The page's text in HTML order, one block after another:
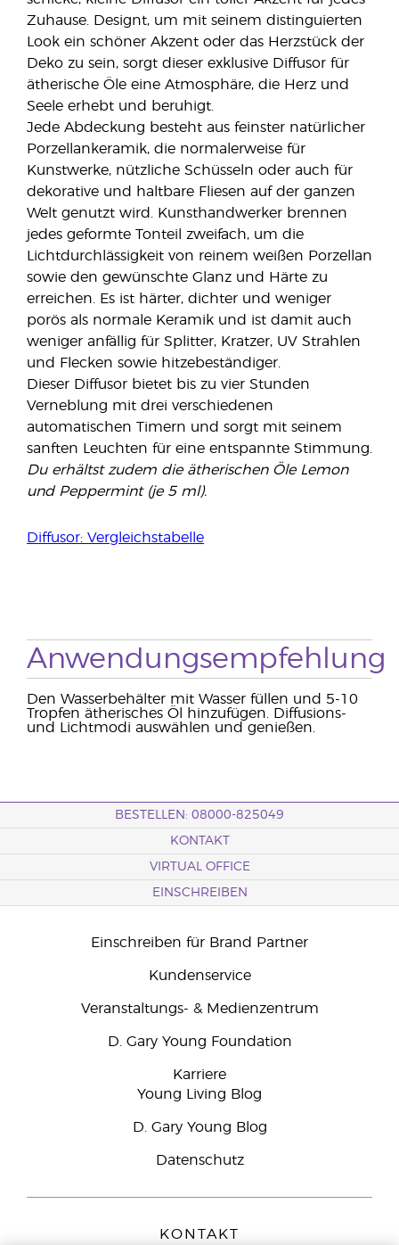
Zuhause. Designt, um mit seinem distinguierten
Look ein schöner Akzent oder das Herzstück der
Deko zu sein, sorgt dieser exklusive Diffusor für
ätherische Öle eine Atmosphäre, die Herz und
Seele erhebt und beruhigt.
Jede Abdeckung besteht aus feinster natürlicher
Porzellankeramik, die normalerweise für
Kunstwerke, nützliche Schüsseln oder auch für
dekorative und haltbare Fliesen auf der ganzen
Welt genutzt wird. Kunsthandwerker brennen
jedes geformte Tonteil zweifach, um die
Lichtdurchlässigkeit von reinem weißen Porzellan
sowie den gewünschte Glanz und Härte zu
erreichen. Es ist härter, dichter und weniger
porös als normale Keramik und ist damit auch
weniger anfällig für Splitter, Kratzer, UV Strahlen
und Flecken sowie hitzebeständiger.
Dieser Diffusor bietet bis zu vier Stunden
Verneblung mit drei verschiedenen
automatischen Timern und sorgt mit seinem
sanften Leuchten für eine entspannte Stimmung.
Du erhältst zudem die ätherischen Öle Lemon
und Peppermint (je 5 ml).
Diffusor: Vergleichstabelle
Anwendungsempfehlung
Den Wasserbehälter mit Wasser füllen und 5-10
Tropfen ätherisches Öl hinzufügen. Diffusions-
und Lichtmodi auswählen und genießen.
BESTELLEN: 08000-825049
KONTAKT
VIRTUAL OFFICE
EINSCHREIBEN
Einschreiben für Brand Partner
Kundenservice
Veranstaltungs- & Medienzentrum
D. Gary Young Foundation
Karriere
Young Living Blog
D. Gary Young Blog
Datenschutz
KONTAKT